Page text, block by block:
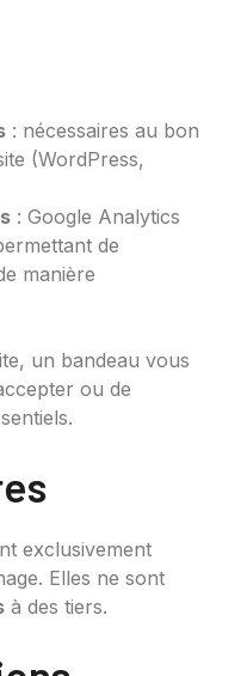
: nécessaires au bon
(WordPress,
: Google Analytics
de
manière
un bandeau vous
ou de
exclusivement
Elles ne sont
à des tiers.